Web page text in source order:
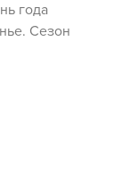
года
Сезон